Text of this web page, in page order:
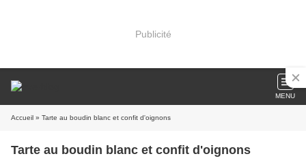
Publicité
MENU
Accueil » Tarte au boudin blanc et confit d'oignons
Tarte au boudin blanc et confit d'oignons